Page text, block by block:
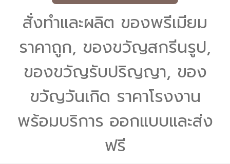
สั่งทำและผลิต ของพรีเมียม
ราคาถูก, ของขวัญสกรีนรูป,
ของขวัญรับปริญญา, ของ
ขวัญวันเกิด ราคาโรงงาน
พร้อมบริการ ออกแบบและส่ง
ฟรี